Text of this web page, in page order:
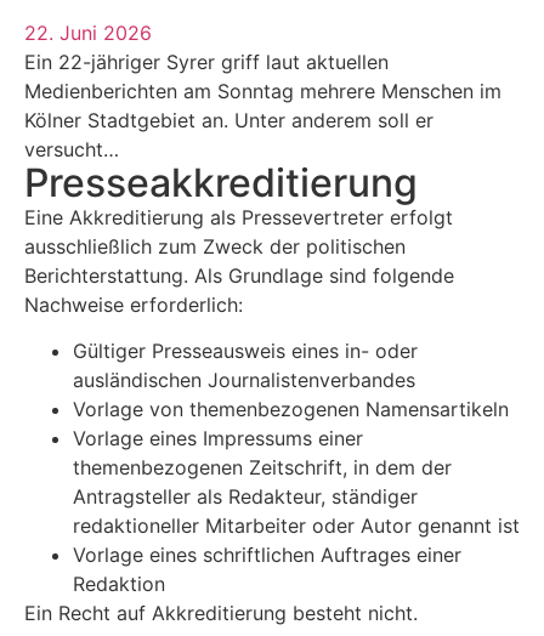
22. Juni 2026
Ein 22-jähriger Syrer griff laut aktuellen
Medienberichten am Sonntag mehrere Menschen im
Kölner Stadtgebiet an. Unter anderem soll er
versucht…
Presse­akkreditierung
Eine Akkreditierung als Pressevertreter erfolgt
ausschließlich zum Zweck der politischen
Berichterstattung. Als Grundlage sind folgende
Nachweise erforderlich:
Gültiger Presseausweis eines in- oder
ausländischen Journalistenverbandes
Vorlage von themenbezogenen Namensartikeln
Vorlage eines Impressums einer
themenbezogenen Zeitschrift, in dem der
Antragsteller als Redakteur, ständiger
redaktioneller Mitarbeiter oder Autor genannt ist
Vorlage eines schriftlichen Auftrages einer
Redaktion
Ein Recht auf Akkreditierung besteht nicht.